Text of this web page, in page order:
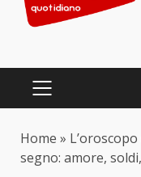
PRIMARY
Home »
segno: amore,